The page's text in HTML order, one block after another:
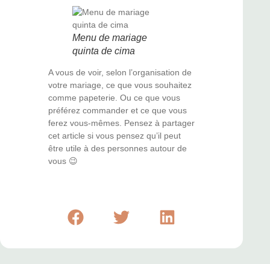
Menu de mariage
quinta de cima
A vous de voir, selon l’organisation de
votre mariage, ce que vous souhaitez
comme papeterie. Ou ce que vous
préférez commander et ce que vous
ferez vous-mêmes. Pensez à partager
cet article si vous pensez qu’il peut
être utile à des personnes autour de
vous 😉